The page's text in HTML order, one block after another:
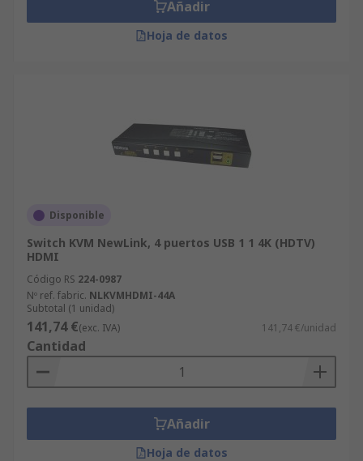
Añadir
Hoja de datos
Disponible
Switch KVM NewLink, 4 puertos USB 1 1 4K (HDTV)
HDMI
Código RS 224-0987
Nº ref. fabric. NLKVMHDMI-44A
Subtotal (1 unidad)
141,74 €(exc. IVA) 141,74 €/unidad
Cantidad
Añadir
Hoja de datos